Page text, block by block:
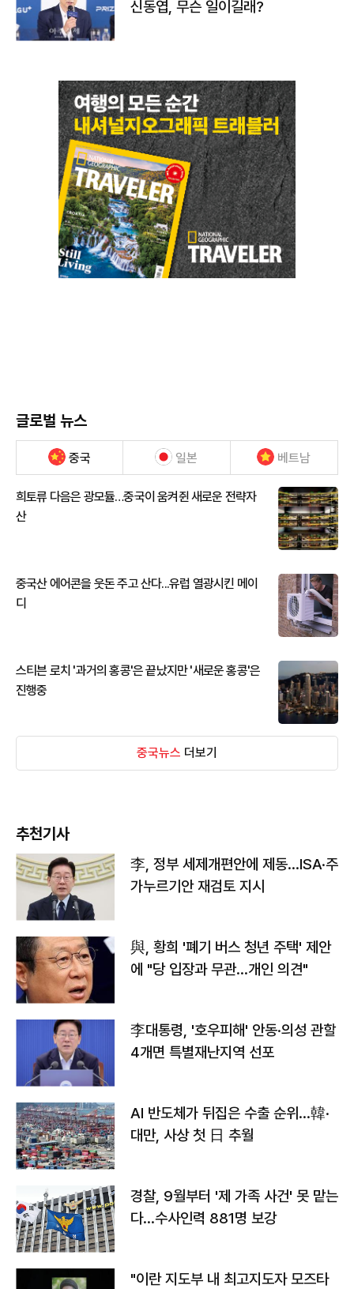
신동엽, 무슨 일이길래?
글로벌 뉴스
중국 일본 베트남
희토류 다음은 광모듈…중국이 움켜쥔 새로운 전략자
산
중국산 에어콘을 웃돈 주고 산다...유럽 열광시킨 메이
디
스티븐 로치 '과거의 홍콩'은 끝났지만 '새로운 홍콩'은
진행중
중국뉴스 더보기
추천기사
李, 정부 세제개편안에 제동…ISA·주
가누르기안 재검토 지시
與, 황희 '폐기 버스 청년 주택' 제안
에 "당 입장과 무관…개인 의견"
李대통령, '호우피해' 안동·의성 관할
4개면 특별재난지역 선포
AI 반도체가 뒤집은 수출 순위…韓·
대만, 사상 첫 日 추월
경찰, 9월부터 '제 가족 사건' 못 맡는
다…수사인력 881명 보강
"이란 지도부 내 최고지도자 모즈타